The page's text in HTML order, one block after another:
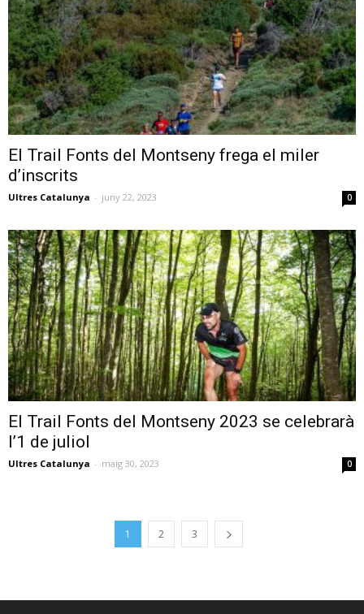
El Trail Fonts del Montseny frega el miler
d’inscrits
Ultres Catalunya - juny 22, 2023 0
El Trail Fonts del Montseny 2023 se celebrarà
l’1 de juliol
Ultres Catalunya - maig 30, 2023 0
1 2 3